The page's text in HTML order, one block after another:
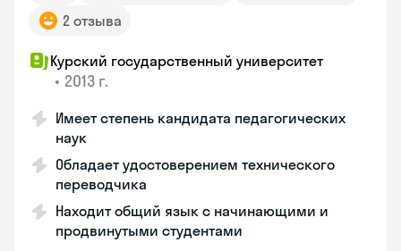
2 отзыва
Курский государственный университет
• 2013 г.
Имеет степень кандидата педагогических
наук
Обладает удостоверением технического
переводчика
Находит общий язык с начинающими и
продвинутыми студентами